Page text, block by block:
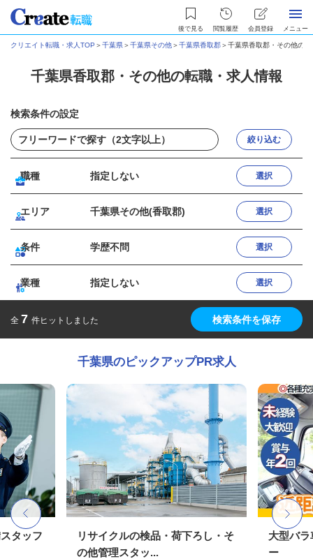
後で見る 閲覧履歴 会員登録 メニュー
クリエイト転職・求人TOP ＞千葉県＞千葉県その他＞千葉県香取郡＞千葉県香取郡・その他の
千葉県香取郡・その他の転職・求人情報
検索条件の設定
絞り込む
職種 指定しない 選択
エリア 千葉県その他(香取郡) 選択
条件 学歴不問 選択
業種 指定しない 選択
全 7 件ヒットしました 検索条件を保存
千葉県のピックアップPR求人
タッフ
リサイクルの検品・荷下ろし・そ
の他管理スタッ...
大型バ
ー